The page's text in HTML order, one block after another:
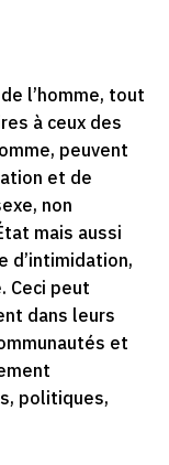
l’homme, tout
à ceux des
peuvent
et de
non
mais aussi
d’intimidation,
Ceci peut
dans leurs
et
politiques,